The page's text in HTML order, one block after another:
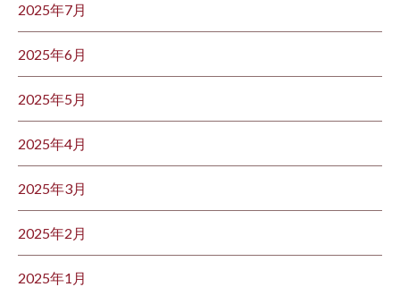
2025年7月
2025年6月
2025年5月
2025年4月
2025年3月
2025年2月
2025年1月